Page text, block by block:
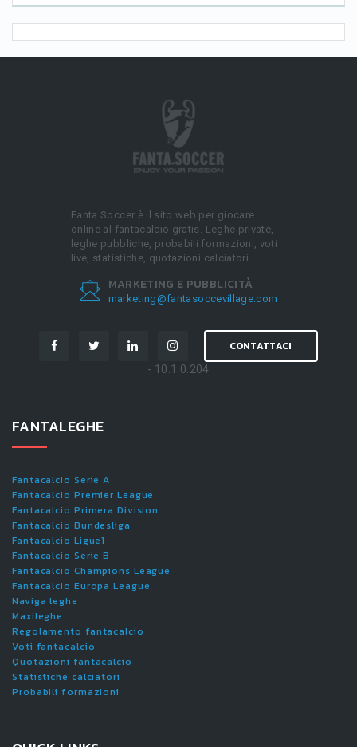
Fanta.Soccer è il sito web per giocare
online al fantacalcio gratis. Leghe private,
leghe pubbliche, probabili formazioni, voti
live, statistiche, quotazioni calciatori.
MARKETING E PUBBLICITÀ
marketing@fantasoccevillage.com
CONTATTACI
- 10.1.0.204
FANTALEGHE
Fantacalcio Serie A
Fantacalcio Premier League
Fantacalcio Primera Division
Fantacalcio Bundesliga
Fantacalcio Ligue1
Fantacalcio Serie B
Fantacalcio Champions League
Fantacalcio Europa League
Naviga leghe
Maxileghe
Regolamento fantacalcio
Voti fantacalcio
Quotazioni fantacalcio
Statistiche calciatori
Probabili formazioni